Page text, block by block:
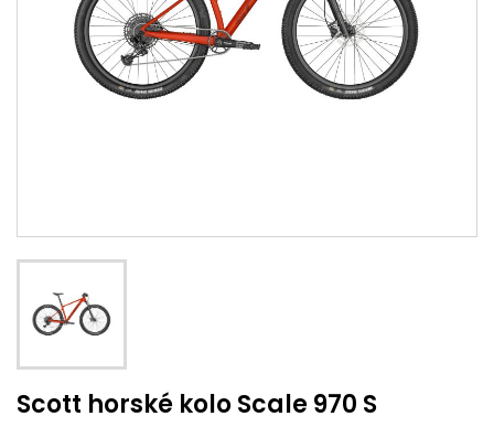
Scott horské kolo Scale 970 S